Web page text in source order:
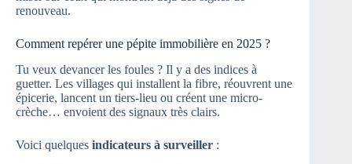
renouveau.
Comment repérer une pépite immobilière en 2025 ?
Tu veux devancer les foules ? Il y a des indices à
guetter. Les villages qui installent la fibre, réouvrent une
épicerie, lancent un tiers-lieu ou créent une micro-
crèche… envoient des signaux très clairs.
Voici quelques indicateurs à surveiller :